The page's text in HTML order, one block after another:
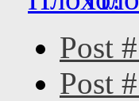
Post
Post